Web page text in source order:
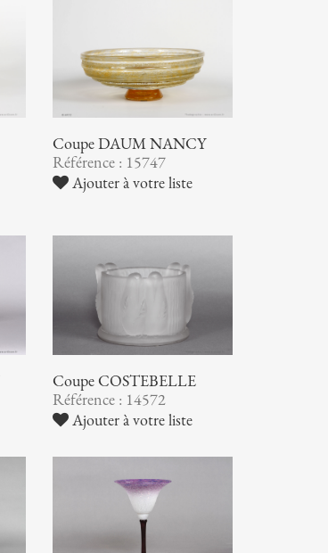
Coupe DAUM NANCY
Référence : 15747
Ajouter à votre liste
Coupe COSTEBELLE
Référence : 14572
Ajouter à votre liste